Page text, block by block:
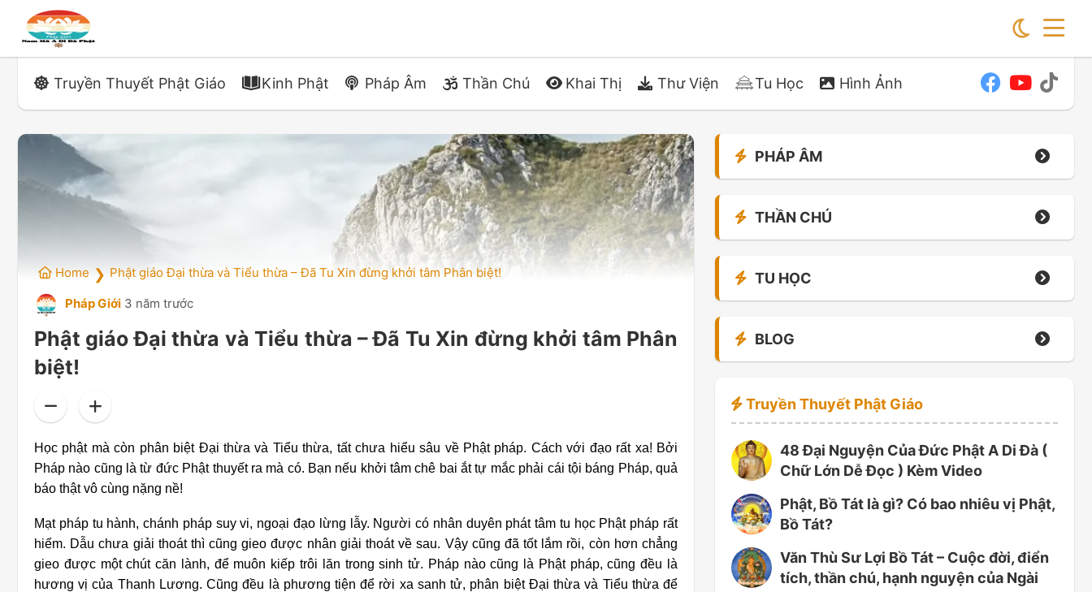
Truyền Thuyết Phật Giáo Kinh Phật Pháp Âm Thần Chú Khai Thị Thư Viện Tu Học Hình Ảnh
Home ❯ Phật giáo Đại thừa và Tiểu thừa – Đã Tu Xin đừng khởi tâm Phân biệt!
Pháp Giới 3 năm trước
Phật giáo Đại thừa và Tiểu thừa – Đã Tu Xin đừng khởi tâm Phân
biệt!
Học phật mà còn phân biệt Đại thừa và Tiểu thừa, tất chưa hiểu sâu về Phật pháp. Cách với đạo rất xa! Bởi
Pháp nào cũng là từ đức Phật thuyết ra mà có. Bạn nếu khởi tâm chê bai ắt tự mắc phải cái tội báng Pháp, quả
báo thật vô cùng nặng nề!
Mạt pháp tu hành, chánh pháp suy vi, ngoại đạo lừng lẫy. Người có nhân duyên phát tâm tu học Phật pháp rất
hiếm. Dẫu chưa giải thoát thì cũng gieo được nhân giải thoát về sau. Vậy cũng đã tốt lắm rồi, còn hơn chẳng
gieo được một chút căn lành, để muôn kiếp trôi lăn trong sinh tử. Pháp nào cũng là Phật pháp, cũng đều là
hương vị của Thanh Lương. Cũng đều là phương tiện để rời xa sanh tử, phân biệt Đại thừa và Tiểu thừa để
PHÁP ÂM
THẦN CHÚ
TU HỌC
BLOG
Truyền Thuyết Phật Giáo
48 Đại Nguyện Của Đức Phật A Di Đà (
Chữ Lớn Dễ Đọc ) Kèm Video
Phật, Bồ Tát là gì? Có bao nhiêu vị Phật,
Bồ Tát?
Văn Thù Sư Lợi Bồ Tát – Cuộc đời, điển
tích, thần chú, hạnh nguyện của Ngài